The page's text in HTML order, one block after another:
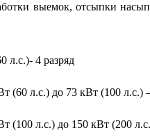
выемок, отсыпки
л.с.)- 4 разряд
(60 л.с.) до 73 кВт (100 л.с.)
(100 л.с.) до 150 кВт (200 л